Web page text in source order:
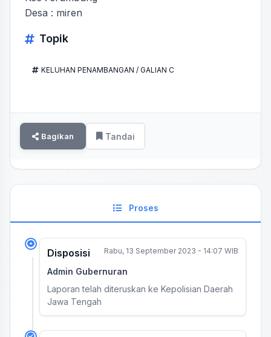
Desa : miren
Topik
KELUHAN PENAMBANGAN / GALIAN C
Bagikan Tandai
Proses
Disposisi Rabu, 13 September 2023 - 14:07 WIB
Admin Gubernuran
Laporan telah diteruskan ke Kepolisian Daerah
Jawa Tengah